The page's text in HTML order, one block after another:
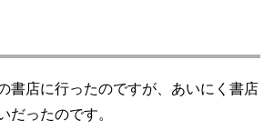
書店に行ったのですが、あいにく書店
だったのです。